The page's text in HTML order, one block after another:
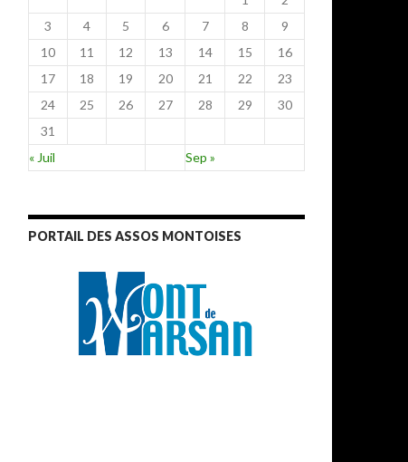
3
4 5 6 7 8
9
10
11 12 13 14 15
16
17
18 19 20 21 22
23
24
25 26 27 28 29
30
31
« Juil
Sep »
PORTAIL DES ASSOS MONTOISES